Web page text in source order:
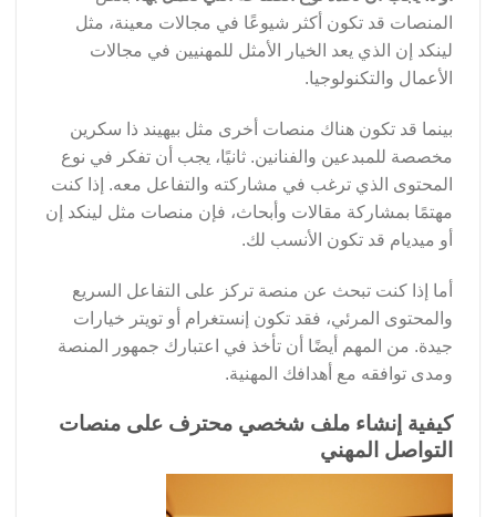
المنصات قد تكون أكثر شيوعًا في مجالات معينة، مثل
لينكد إن الذي يعد الخيار الأمثل للمهنيين في مجالات
الأعمال والتكنولوجيا.
بينما قد تكون هناك منصات أخرى مثل بيهيند ذا سكرين
مخصصة للمبدعين والفنانين. ثانيًا، يجب أن تفكر في نوع
المحتوى الذي ترغب في مشاركته والتفاعل معه. إذا كنت
مهتمًا بمشاركة مقالات وأبحاث، فإن منصات مثل لينكد إن
أو ميديام قد تكون الأنسب لك.
أما إذا كنت تبحث عن منصة تركز على التفاعل السريع
والمحتوى المرئي، فقد تكون إنستغرام أو تويتر خيارات
جيدة. من المهم أيضًا أن تأخذ في اعتبارك جمهور المنصة
ومدى توافقه مع أهدافك المهنية.
كيفية إنشاء ملف شخصي محترف على منصات
التواصل المهني